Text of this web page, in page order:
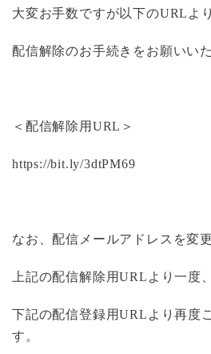
大変お手数ですが以下のURLより
配信解除のお手続きをお願いい
＜配信解除用URL＞
https://bit.ly/3dtPM69
なお、配信メールアドレスを変
上記の配信解除用URLより一度
下記の配信登録用URLより再度
す。